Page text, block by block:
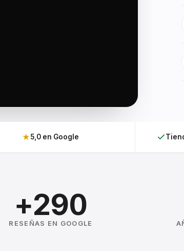
★5,0 en Google
+290
RESEÑAS EN GOOGLE